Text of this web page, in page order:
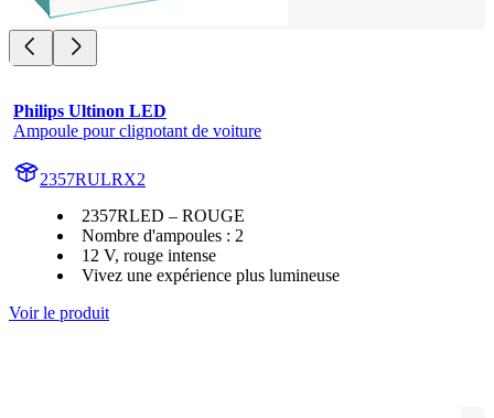
Philips Ultinon LED
Ampoule pour clignotant de voiture
2357RULRX2
2357RLED – ROUGE
Nombre d'ampoules : 2
12 V, rouge intense
Vivez une expérience plus lumineuse
Voir le produit